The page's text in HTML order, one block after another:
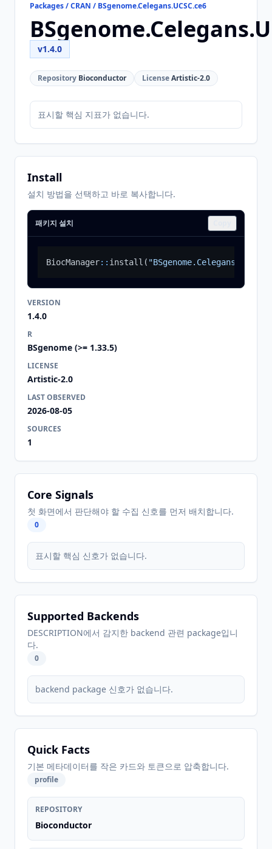
Packages / CRAN / BSgenome.Celegans.UCSC.ce6
v1.4.0
Repository Bioconductor LicenseArtistic-2.0
표시할 핵심 지표가 없습니다.
Install
설치 방법을 선택하고 바로 복사합니다.
패키지 설치
BiocManager:: install (
VERSION
1.4.0
R
BSgenome (>= 1.33.5)
LICENSE
Artistic-2.0
LAST OBSERVED
2026-08-05
SOURCES
1
Core Signals
첫 화면에서 판단해야 할 수집 신호를 먼저 배치합니다.
0
표시할 핵심 신호가 없습니다.
Supported Backends
DESCRIPTION에서 감지한 backend 관련 package입니
다.
0
backend package 신호가 없습니다.
Quick Facts
기본 메타데이터를 작은 카드와 토큰으로 압축합니다.
profile
REPOSITORY
Bioconductor